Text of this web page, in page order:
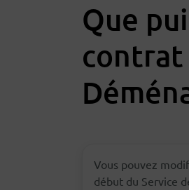
Que
contrat
Vous pouvez
début du Service